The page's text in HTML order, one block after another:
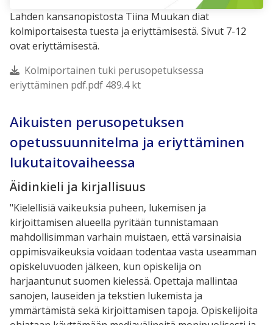
Lahden kansanopistosta Tiina Muukan diat
kolmiportaisesta tuesta ja eriyttämisestä. Sivut 7-12
ovat eriyttämisestä.
Kolmiportainen tuki perusopetuksessa
eriyttäminen pdf.pdf 489.4 kt
Aikuisten perusopetuksen
opetussuunnitelma ja eriyttäminen
lukutaitovaiheessa
Äidinkieli ja kirjallisuus
"Kielellisiä vaikeuksia puheen, lukemisen ja
kirjoittamisen alueella pyritään tunnistamaan
mahdollisimman varhain muistaen, että varsinaisia
oppimisvaikeuksia voidaan todentaa vasta useamman
opiskeluvuoden jälkeen, kun opiskelija on
harjaantunut suomen kielessä. Opettaja mallintaa
sanojen, lauseiden ja tekstien lukemista ja
ymmärtämistä sekä kirjoittamisen tapoja. Opiskelijoita